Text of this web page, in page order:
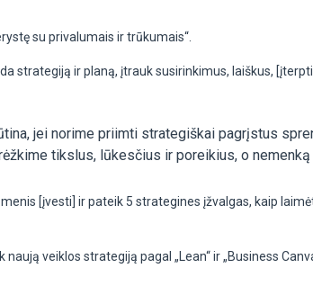
su privalumais ir trūkumais“.
strategiją ir planą, įtrauk susirinkimus, laiškus,
jei norime priimti strategiškai pagrįstus
tikslus, lūkesčius ir poreikius, o
[įvesti] ir pateik 5 strategines įžvalgas, kaip
veiklos strategiją pagal „Lean“ ir „Business